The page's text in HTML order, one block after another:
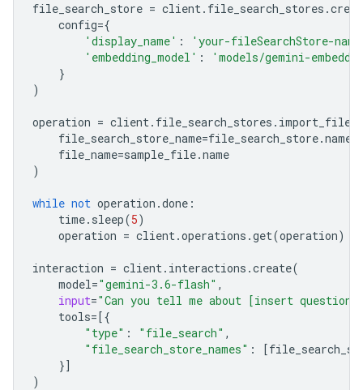
file_search_store = client. file_search_stores .
config={
'display_name' :
'your-fileSearchStore-
'embedding_model' :
'models/gemini-
}
)
operation = client. file_search_stores . import_file
file_search_store_name=file_search_store.name
file_name=sample_file.name
)
while not operation .done :
time. sleep(5)
operation = client.operations .get(operation)
interaction = client. interactions .create(
model="gemini-3.6-flash" ,
input="Can you tell me about [insert
tools=[{
"type" : "file_search" ,
"file_search_store_names" : [
}]
)